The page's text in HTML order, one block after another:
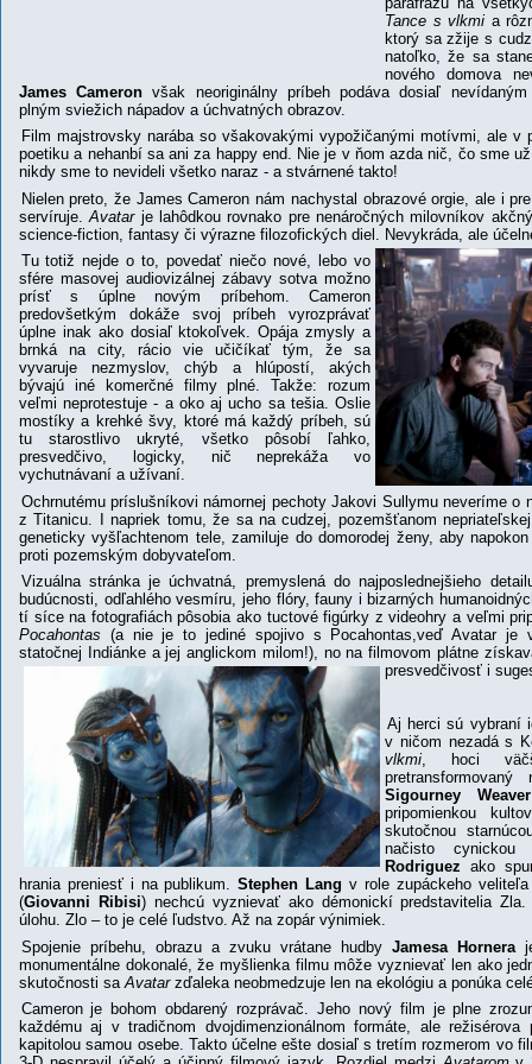
Tance s vlkmi a
ktorý sa zžije s
natoľko, že sa
nového domova
James Cameron však neoriginálny príbeh podáva dosiaľ nevídaným
plným sviežich nápadov a úchvatných obrazov.
Film majstrovsky narába so všakovakými vypožičanými motívmi, ale v
poetiku a nehanbí sa ani za happy end. Nie je v ňom azda nič, čo sme
nikdy sme to nevideli všetko naraz - a stvárnené takto!
Nielen preto, že James Cameron nám nachystal obrazové orgie, ale i
servíruje.Avatarje lahôdkou rovnako pre nenáročných milovníkov
science­-fiction, fantasy či výrazne filozofických diel. Nevykráda, ale
Tu totiž nejde o to, povedať niečo nové, lebo vo
sfére masovej audiovizálnej zábavy sotva možno
prísť s úplne novým príbehom. Cameron
predovšetkým dokáže svoj príbeh vyrozprávať
úplne inak ako dosiaľ ktokoľvek. Opája zmysly a
brnká na city, rácio vie učičíkať tým, že sa
vyvaruje nezmyslov, chýb a hlúpostí, akých
bývajú iné komerčné filmy plné. Takže: rozum
veľmi neprotestuje - a oko aj ucho sa tešia. Oslie
mostíky a krehké švy, ktoré má každý príbeh, sú
tu starostlivo ukryté, všetko pôsobí ľahko,
presvedčivo, logicky, nič neprekáža vo
vychutnávaní a užívaní.
Ochrnutému príslušníkovi námornej pechoty Jakovi Sullymu neveríme o
z Titanicu. I napriek tomu, že sa na cudzej, pozemšťanom
geneticky vyšľachtenom tele, zamiluje do domorodej ženy, aby
proti pozemským dobyvateľom.
Vizuálna stránka je úchvatná, premyslená do najposlednejšieho
budúcnosti, odľahlého vesmíru, jeho flóry, fauny i bizarných
tí síce na fotografiách pôsobia ako tuctové figúrky z videohry a veľmi
Pocahontas (a nie je to jediné spojivo s Pocahontas,veď Avatar je
statočnej Indiánke a jej anglickom milom!), no na filmovom plátne
presvedčivosť i
Aj herci sú vybraní
v ničom nezadá s
vlkmi, hoci
Sigourney Weaver
pripomienkou
skutočnou
načisto
Rodriguez ako
hrania preniesť i na publikum.Stephen Lang v role zupáckeho
(Giovanni Ribisi) nechcú vyznievať ako démonickí predstavitelia
úlohu. Zlo – to je celé ľudstvo. Až na zopár výnimiek.
Spojenie príbehu, obrazu a zvuku vrátane hudby Jamesa Horneraje
monumentálne dokonalé, že myšlienka filmu môže vyznievať len ako
skutočnosti sa Avatarzďaleka neobmedzuje len na ekológiu a ponúka
Cameron je bohom obdarený rozprávač. Jeho nový film je plne
každému aj v tradičnom dvojdimenzionálnom formáte, ale
kapitolou samou osebe. Takto účelne ešte dosiaľ s tretím rozmerom vo